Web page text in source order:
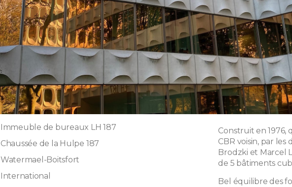
Immeuble de bureaux LH 187
Chaussée de la Hulpe 187
Watermael-Boitsfort
International
Construit en 1976,
CBR voisin, par
Brodzki et Marcel
de 5 bâtiments
Bel équilibre des